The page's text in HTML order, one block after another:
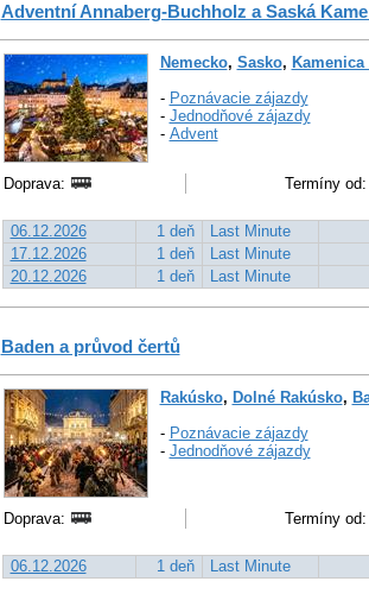
Adventní Annaberg-Buchholz a Saská
Nemecko, Sasko,
- Poznávacie zájazdy
- Jednodňové zájazdy
- Advent
Doprava: Termíny
06.12.2026 1 deň
Last Minute
17.12.2026
1 deň
Last Minute
20.12.2026
1 deň Last Minute
Baden a průvod čertů
Rakúsko, Dolné Rakúsko,
- Poznávacie zájazdy
- Jednodňové zájazdy
Doprava: Termíny
06.12.2026 1 deň Last Minute